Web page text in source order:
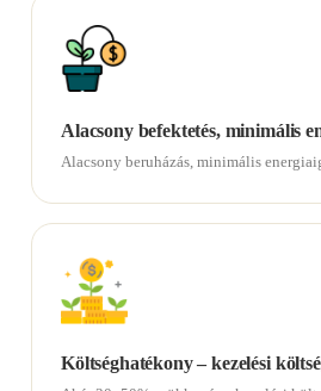
Alacsony befektetés, minimális
Alacsony beruházás, minimális
Költséghatékony – kezelési